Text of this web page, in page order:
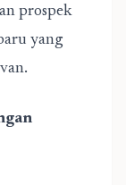
prospek
yang